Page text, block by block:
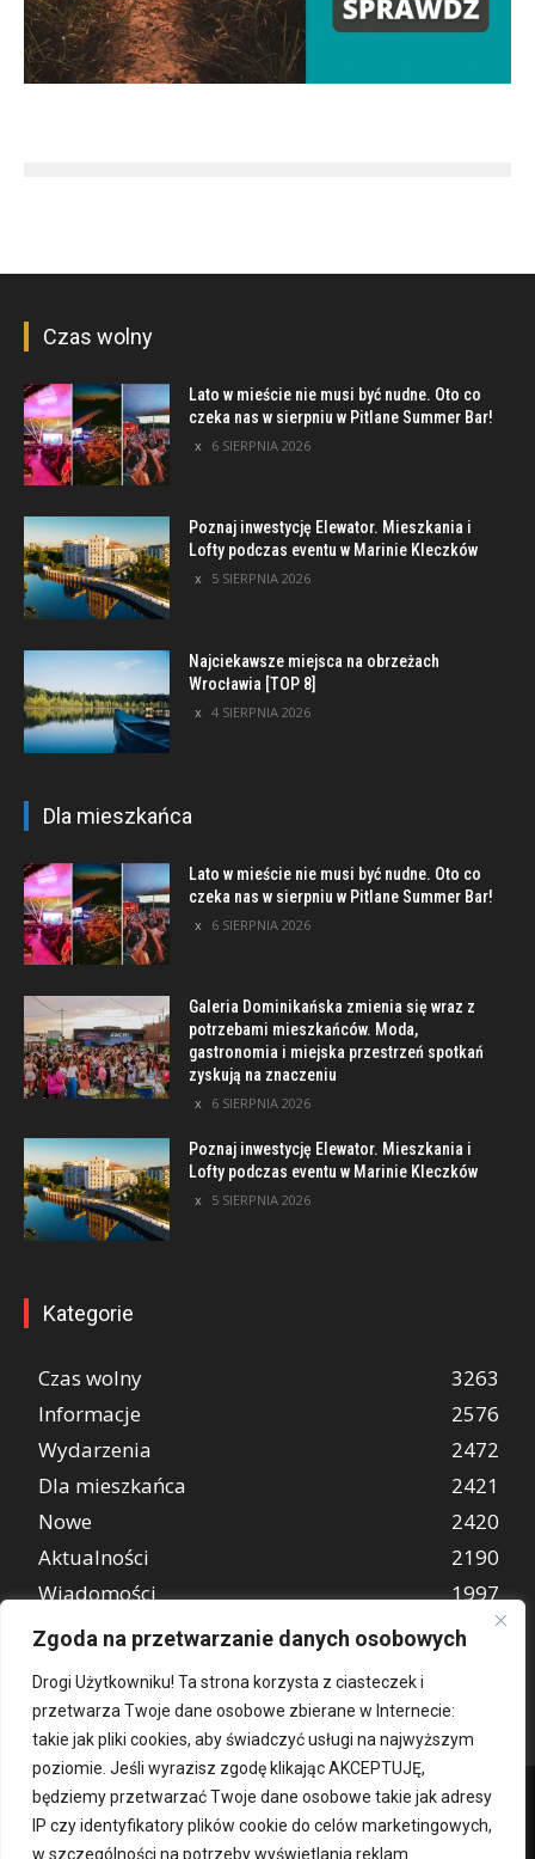
Zgoda na przetwarzanie danych osobowych
Drogi Użytkowniku! Ta strona korzysta z ciasteczek i
przetwarza Twoje dane osobowe zbierane w Internecie:
takie jak pliki cookies, aby świadczyć usługi na najwyższym
poziomie. Jeśli wyrazisz zgodę klikając AKCEPTUJĘ,
będziemy przetwarzać Twoje dane osobowe takie jak adresy
IP czy identyfikatory plików cookie do celów marketingowych,
w szczególności na potrzeby wyświetlania reklam
Czas wolny
Lato w mieście nie musi być nudne. Oto co
czeka nas w sierpniu w Pitlane Summer Bar!
6 SIERPNIA 2026
Poznaj inwestycję Elewator. Mieszkania i
Lofty podczas eventu w Marinie Kleczków
5 SIERPNIA 2026
Najciekawsze miejsca na obrzeżach
Wrocławia [TOP 8]
4 SIERPNIA 2026
Dla mieszkańca
Lato w mieście nie musi być nudne. Oto co
czeka nas w sierpniu w Pitlane Summer Bar!
6 SIERPNIA 2026
Galeria Dominikańska zmienia się wraz z
potrzebami mieszkańców. Moda,
gastronomia i miejska przestrzeń spotkań
zyskują na znaczeniu
6 SIERPNIA 2026
Poznaj inwestycję Elewator. Mieszkania i
Lofty podczas eventu w Marinie Kleczków
5 SIERPNIA 2026
Kategorie
Czas wolny
3263
Informacje
2576
Wydarzenia
2472
Dla mieszkańca
2421
Nowe
2420
Aktualności
2190
Wiadomości
1997
REKLAMA
849